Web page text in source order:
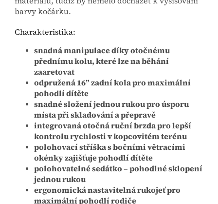
barvy kočárku.
Charakteristika:
snadná manipulace díky otočnému
přednímu kolu, které lze na běhání
zaaretovat
odpružená 16” zadní kola pro maximální
pohodlí dítěte
snadné složení jednou rukou pro úsporu
místa při skladování a přepravě
integrovaná otočná ruční brzda pro lepší
kontrolu rychlosti v kopcovitém terénu
polohovací stříška s bočními větracími
okénky zajišťuje pohodlí dítěte
polohovatelné sedátko – pohodlné sklopení
jednou rukou
ergonomická nastavitelná rukojeť pro
maximální pohodlí rodiče